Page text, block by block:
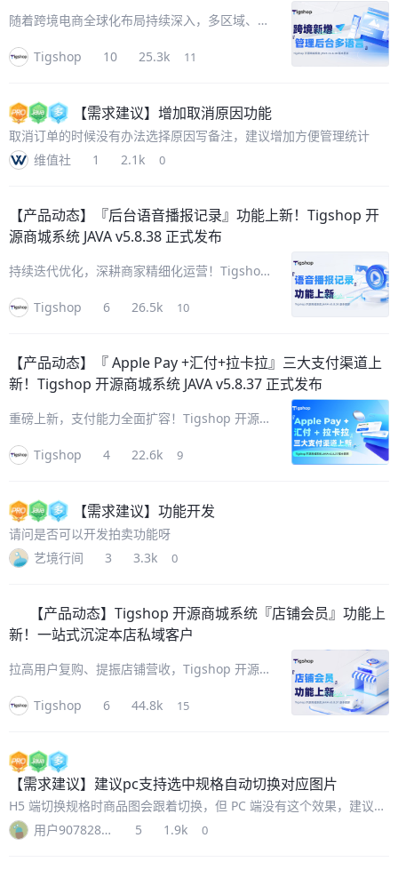
随着跨境电商全球化布局持续深入，多区域、多
需。为进一步破除跨境运营壁垒、适配国际化经
理后台多语言』功能！从后台
Tigshop 10 25.3k 11
【需求建议】 增加取消原因功能
取消订单的时候没有办法选择原因写备注，建议增加方便管理统计
维值社
1 2.1k 0
【产品动态】
『后台语音播报记录』功能上新！Tigshop 开
源商城系统 JAVA v5.8.38 正式发布
持续迭代优化，深耕商家精细化运营！Tigshop
聚焦后台运营溯源能力与移动端装修灵活性两大
Tigshop 6 26.5k 10
【产品动态】
『 Apple Pay +汇付+拉卡拉』三大支付渠道上
新！Tigshop 开源商城系统 JAVA v5.8.37 正式发布
重磅上新，支付能力全面扩容！Tigshop 开源
接入『Apple Pay +汇付+拉卡拉』三大主流支
户、
Tigshop 4 22.6k 9
【需求建议】 功能开发
请问是否可以开发拍卖功能呀
艺境行间
3 3.3k 0
【产品动态】 Tigshop 开源商城系统『店铺会员』功能上
新！一站式沉淀本店私域客户
拉高用户复购、提振店铺营收，Tigshop 开源
会员体系，补齐店铺/门店会员运营短板，构建
体系，彻底解决店铺/门店
Tigshop 6 44.8k 15
【需求建议】 建议pc支持选中规格自动切换对应图片
H5 端切换规格时商品图会跟着切换，但 PC 端没有这个效果，建议优
化，选中规格自动切换对应图片。
用户907828748572518268 5 1.9k 0